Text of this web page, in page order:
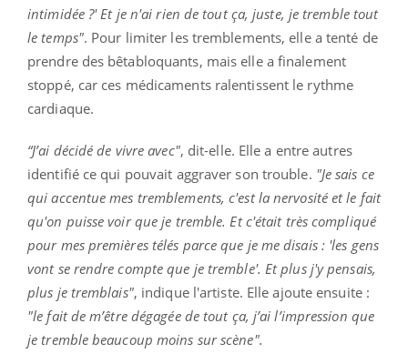
intimidée ?' Et je n'ai rien de tout ça, juste, je tremble tout
le temps". Pour limiter les tremblements, elle a tenté de
prendre des bêtabloquants, mais elle a finalement
stoppé, car ces médicaments ralentissent le rythme
cardiaque.
“J’ai décidé de vivre avec", dit-elle. Elle a entre autres
identifié ce qui pouvait aggraver son trouble. "Je sais ce
qui accentue mes tremblements, c'est la nervosité et le fait
qu'on puisse voir que je tremble. Et c'était très compliqué
pour mes premières télés parce que je me disais : 'les gens
vont se rendre compte que je tremble'. Et plus j'y pensais,
plus je tremblais", indique l'artiste. Elle ajoute ensuite :
"le fait de m’être dégagée de tout ça, j’ai l’impression que
je tremble beaucoup moins sur scène".